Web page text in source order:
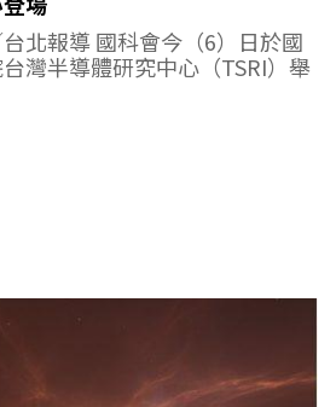
北報導 國科會今（6）日於國
灣半導體研究中心（TSRI）舉